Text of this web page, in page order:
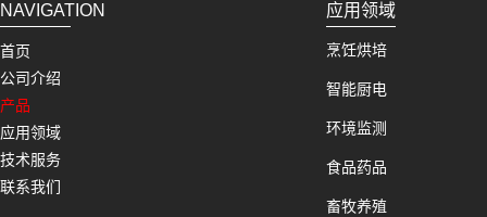
NAVIGATION
首页
公司介绍
产品
应用领域
技术服务
联系我们
应用领域
烹饪烘培
智能厨电
环境监测
食品药品
畜牧养殖